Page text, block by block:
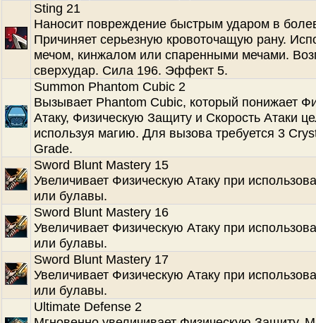
Sting 21
Наносит повреждение быстрым ударом в
Причиняет серьезную кровоточащую рану.
мечом, кинжалом или спаренными мечами.
сверхудар. Сила 196. Эффект 5.
Summon Phantom Cubic 2
Вызывает Phantom Cubic, который понижает
Атаку, Физическую Защиту и Скорость Атаки
используя магию. Для вызова требуется 3
Grade.
Sword Blunt Mastery 15
Увеличивает Физическую Атаку при
или булавы.
Sword Blunt Mastery 16
Увеличивает Физическую Атаку при
или булавы.
Sword Blunt Mastery 17
Увеличивает Физическую Атаку при
или булавы.
Ultimate Defense 2